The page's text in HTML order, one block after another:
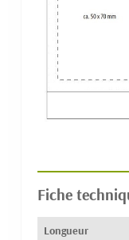
Fiche
Longueur